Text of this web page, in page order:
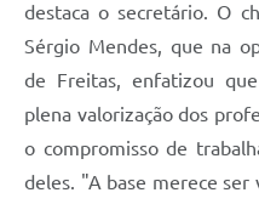
destaca o secretário. O
Sérgio Mendes, que na
de Freitas, enfatizou
plena valorização dos
o compromisso de
deles. "A base merece ser